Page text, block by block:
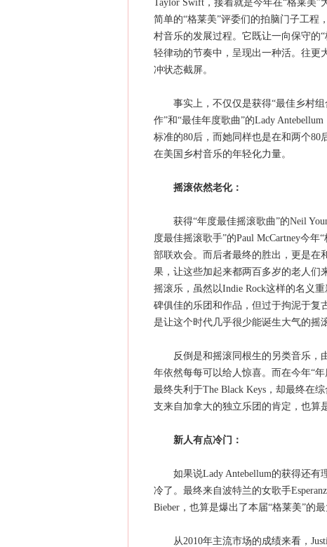
Taylor Swift，接着就是今年在“格莱美”
简单的“格莱美”评委们的拍脑门子工程
村音乐的发展过程。它既让一向保守的
轻律动的节奏中，呈现出一种活。往更
冲状态截屏。
事实上，不仅仅是获得“最佳乡村组
作”和“最佳年度歌曲”的Lady
标准的80后，而她同样也是在和两个
在美国乡村音乐的年轻化力量。
摇滚依然老化：
获得“年度最佳摇滚歌曲”的Neil
度最佳摇滚歌手”的Paul McCartney今
部联欢会。而后者最终的胜出，更是在
果，让这些加起来都两百多岁的老人们
摇滚乐，虽然以Indie Rock这样的名义
碑俱佳的乐团和作品，但过于拘泥于复
是让这个时代几乎很少能诞生大气的摇
反倒是和摇滚同根生的另类音乐，由
年依然每每可以给人惊喜。而在今年“
最终失利于The Black Keys，却最终在
支来自加拿大的独立乐团的肯定，也算
新人有点冷门：
如果说Lady Antebellum的获得还有
冷了。最终来自波特兰的女歌手
Bieber，也算是爆出了本届“格莱美”的最
从2010年主流市场的成绩来看，